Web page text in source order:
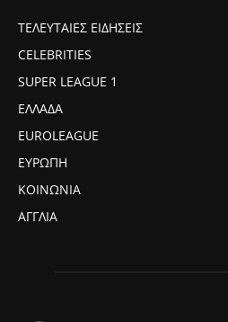
ΤΕΛΕΥΤΑΙΕΣ ΕΙΔΗΣΕΙΣ
CELEBRITIES
SUPER LEAGUE 1
ΕΛΛΑΔΑ
EUROLEAGUE
ΕΥΡΩΠΗ
ΚΟΙΝΩΝΙΑ
ΑΓΓΛΙΑ